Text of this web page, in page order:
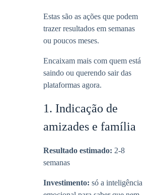
Estas são as ações que podem
trazer resultados em semanas
ou poucos meses.
Encaixam mais com quem está
saindo ou querendo sair das
plataformas agora.
1. Indicação de
amizades e família
Resultado estimado: 2-8
semanas
Investimento: só a inteligência